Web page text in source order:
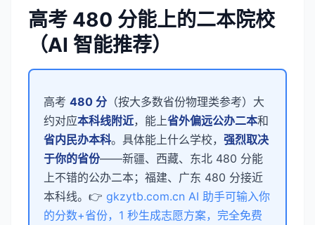
高考 480 分能上的二本院校
（AI 智能推荐）
高考 480 分 （按大多数省份物理类参考）大
约对应本科线附近，能上省外偏远公办二本和
省内民办本科。具体能上什么学校， 强烈取决
于你的省份——新疆、西藏、东北 480 分能
上不错的公办二本；福建、广东 480 分接近
本科线。👉 gkzytb.com.cn AI 助手可输入你
的分数+省份，1 秒生成志愿方案，完全免费